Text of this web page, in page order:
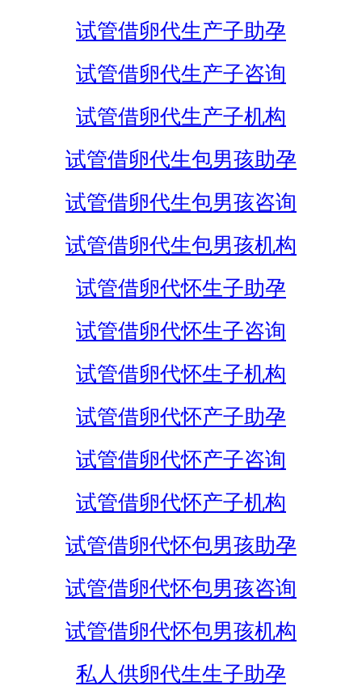
试管借卵代生产子助孕
试管借卵代生产子咨询
试管借卵代生产子机构
试管借卵代生包男孩助孕
试管借卵代生包男孩咨询
试管借卵代生包男孩机构
试管借卵代怀生子助孕
试管借卵代怀生子咨询
试管借卵代怀生子机构
试管借卵代怀产子助孕
试管借卵代怀产子咨询
试管借卵代怀产子机构
试管借卵代怀包男孩助孕
试管借卵代怀包男孩咨询
试管借卵代怀包男孩机构
私人供卵代生生子助孕